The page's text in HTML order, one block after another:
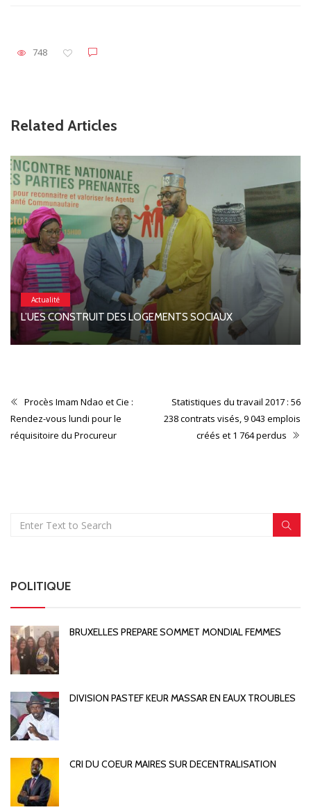
748
Related Articles
Actualité
L’UES CONSTRUIT DES LOGEMENTS SOCIAUX
Procès Imam Ndao et Cie :
Rendez-vous lundi pour le
réquisitoire du Procureur
Statistiques du travail 2017 : 56
238 contrats visés, 9 043 emplois
créés et 1 764 perdus
POLITIQUE
BRUXELLES PREPARE SOMMET MONDIAL FEMMES
DIVISION PASTEF KEUR MASSAR EN EAUX TROUBLES
CRI DU COEUR MAIRES SUR DECENTRALISATION